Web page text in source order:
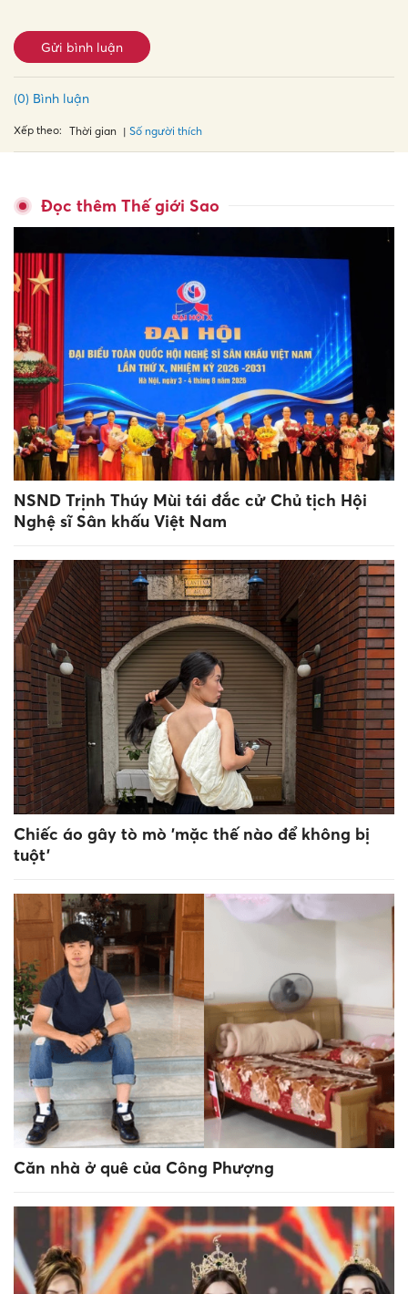
Gửi bình luận
(0) Bình luận
Xếp theo: Thời gian Số người thích
Đọc thêm Thế giới Sao
NSND Trịnh Thúy Mùi tái đắc cử Chủ tịch Hội
Nghệ sĩ Sân khấu Việt Nam
Chiếc áo gây tò mò 'mặc thế nào để không bị
tuột'
Căn nhà ở quê của Công Phượng